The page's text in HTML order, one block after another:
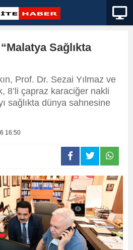
Sağlıkta
Prof. Dr. Sezai Yılmaz ve
8’li çapraz karaciğer nakli
sağlıkta dünya sahnesine
16:50